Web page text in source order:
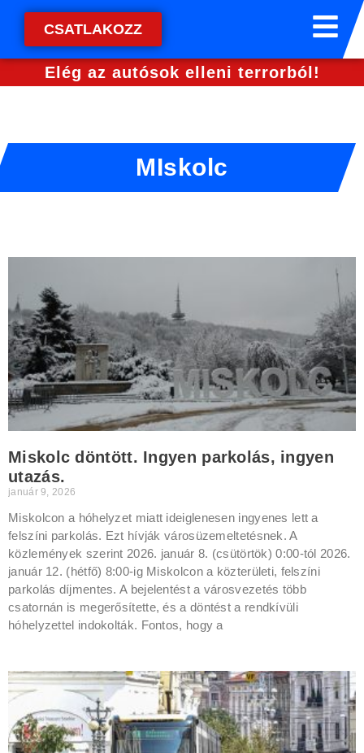
CSATLAKOZZ
Elég az autósok elleni terrorból!
MIskolc
Miskolc döntött. Ingyen parkolás, ingyen
utazás.
január 9, 2026
Miskolcon a hóhelyzet miatt ideiglenesen ingyenes lett a
felszíni parkolás. Ezt hívják városüzemeltetésnek. A
közlemények szerint 2026. január 8. (csütörtök) 0:00-tól 2026.
január 12. (hétfő) 8:00-ig Miskolcon a közterületi, felszíni
parkolás díjmentes. A bejelentést a városvezetés több
csatornán is megerősítette, és a döntést a rendkívüli
hóhelyzettel indokolták. Fontos, hogy a